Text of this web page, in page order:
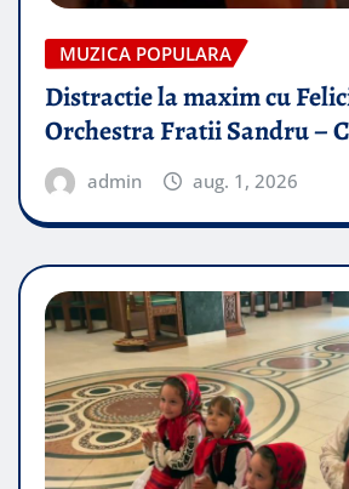
MUZICA POPULARA
Distractie la maxim cu
Orchestra Fratii Sandru –
admin aug. 1, 2026